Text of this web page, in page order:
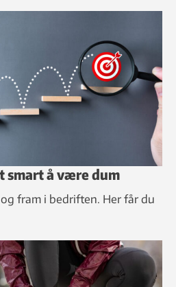
smart å være dum
fram i bedriften. Her får du